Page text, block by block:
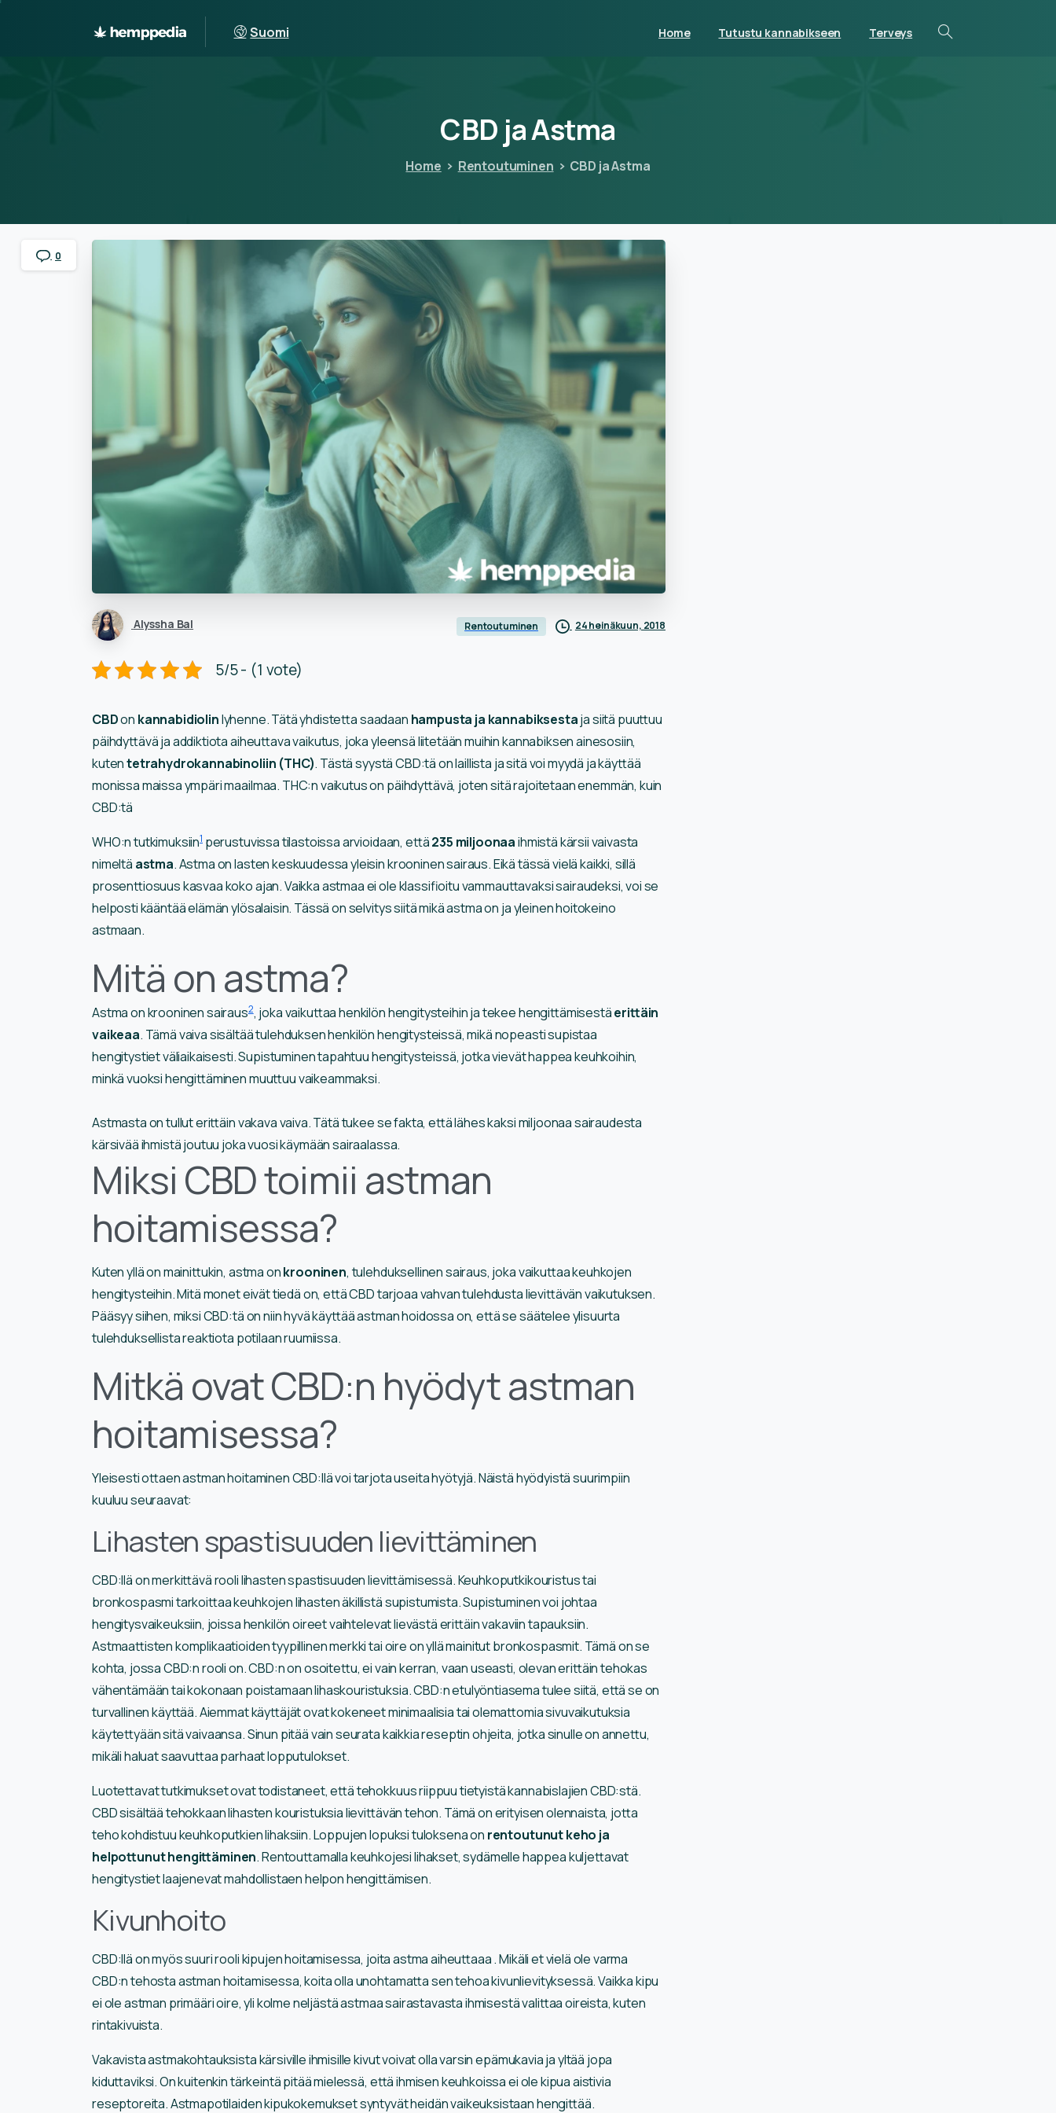
Suomi Home Tutustu kannabikseen Terveys
CBD jaAstma
Home Rentoutuminen CBD ja Astma
Alyssha Bal Rentoutuminen 24 heinäkuun, 2018
5/5 - (1 vote)
CBDon kannabidiolinlyhenne. Tätä yhdistetta saadaan hampusta ja kannabiksestaja siitä puuttuu
päihdyttävä ja addiktiota aiheuttava vaikutus, joka yleensä liitetään muihin kannabiksen ainesosiin,
kutentetrahydrokannabinoliin (THC). Tästä syystä CBD:tä on laillista ja sitä voi myydä ja käyttää
monissa maissa ympäri maailmaa. THC:n vaikutus on päihdyttävä, joten sitä rajoitetaan enemmän, kuin
CBD:tä
WHO:n tutkimuksiin1perustuvissa tilastoissa arvioidaan, että235 miljoonaaihmistä kärsii vaivasta
nimeltä astma. Astma on lasten keskuudessa yleisin krooninen sairaus. Eikä tässä vielä kaikki, sillä
prosenttiosuus kasvaa koko ajan. Vaikka astmaa ei ole klassifioitu vammauttavaksi sairaudeksi, voi se
helposti kääntää elämän ylösalaisin. Tässä on selvitys siitä mikä astma on ja yleinen hoitokeino
astmaan.
Mitä on astma?
Astma on krooninen sairaus2, joka vaikuttaa henkilön hengitysteihin ja tekee hengittämisestäerittäin
vaikeaa. Tämä vaiva sisältää tulehduksen henkilön hengitysteissä, mikä nopeasti supistaa
hengitystiet väliaikaisesti. Supistuminen tapahtuu hengitysteissä, jotka vievät happea keuhkoihin,
minkä vuoksi hengittäminen muuttuu vaikeammaksi.
Astmasta on tullut erittäin vakava vaiva. Tätä tukee se fakta, että lähes kaksi miljoonaa sairaudesta
kärsivää ihmistä joutuu joka vuosi käymään sairaalassa.
Miksi CBD toimii astman
hoitamisessa?
Kuten yllä on mainittukin, astma onkrooninen, tulehduksellinen sairaus, joka vaikuttaa keuhkojen
hengitysteihin. Mitä monet eivät tiedä on, että CBD tarjoaa vahvan tulehdusta lievittävän vaikutuksen.
Pääsyy siihen, miksi CBD:tä on niin hyvä käyttää astman hoidossa on, että se säätelee ylisuurta
tulehduksellista reaktiota potilaan ruumiissa.
Mitkä ovat CBD:n hyödyt astman
hoitamisessa?
Yleisesti ottaen astman hoitaminen CBD:llä voi tarjota useita hyötyjä. Näistä hyödyistä suurimpiin
kuuluu seuraavat:
Lihasten spastisuuden lievittäminen
CBD:llä on merkittävä rooli lihasten spastisuuden lievittämisessä. Keuhkoputkikouristus tai
bronkospasmi tarkoittaa keuhkojen lihasten äkillistä supistumista. Supistuminen voi johtaa
hengitysvaikeuksiin, joissa henkilön oireet vaihtelevat lievästä erittäin vakaviin tapauksiin.
Astmaattisten komplikaatioiden tyypillinen merkki tai oire on yllä mainitut bronkospasmit. Tämä on se
kohta, jossa CBD:n rooli on. CBD:n on osoitettu, ei vain kerran, vaan useasti, olevan erittäin tehokas
vähentämään tai kokonaan poistamaan lihaskouristuksia. CBD:n etulyöntiasema tulee siitä, että se on
turvallinen käyttää. Aiemmat käyttäjät ovat kokeneet minimaalisia tai olemattomia sivuvaikutuksia
käytettyään sitä vaivaansa. Sinun pitää vain seurata kaikkia reseptin ohjeita, jotka sinulle on annettu,
mikäli haluat saavuttaa parhaat lopputulokset.
Luotettavat tutkimukset ovat todistaneet, että tehokkuus riippuu tietyistä kannabislajien CBD:stä.
CBD sisältää tehokkaan lihasten kouristuksia lievittävän tehon. Tämä on erityisen olennaista, jotta
teho kohdistuu keuhkoputkien lihaksiin. Loppujen lopuksi tuloksena on rentoutunut keho ja
helpottunut hengittäminen. Rentouttamalla keuhkojesi lihakset, sydämelle happea kuljettavat
hengitystiet laajenevat mahdollistaen helpon hengittämisen.
Kivunhoito
CBD:llä on myös suuri rooli kipujen hoitamisessa, joita astma aiheuttaaa . Mikäli et vielä ole varma
CBD:n tehosta astman hoitamisessa, koita olla unohtamatta sen tehoa kivunlievityksessä. Vaikka kipu
ei ole astman primääri oire, yli kolme neljästä astmaa sairastavasta ihmisestä valittaa oireista, kuten
rintakivuista.
Vakavista astmakohtauksista kärsiville ihmisille kivut voivat olla varsin epämukavia ja yltää jopa
kiduttaviksi. On kuitenkin tärkeintä pitää mielessä, että ihmisen keuhkoissa ei ole kipua aistivia
reseptoreita. Astmapotilaiden kipukokemukset syntyvät heidän vaikeuksistaan hengittää.
0